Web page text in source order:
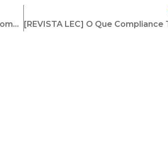
Moro, Bretas E Gonsales Discutem Compliance Em Evento Da Petrobras